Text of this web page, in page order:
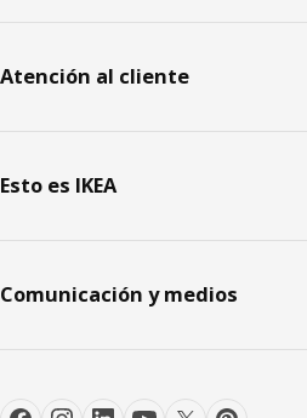
Atención al cliente
Esto es IKEA
Comunicación y medios